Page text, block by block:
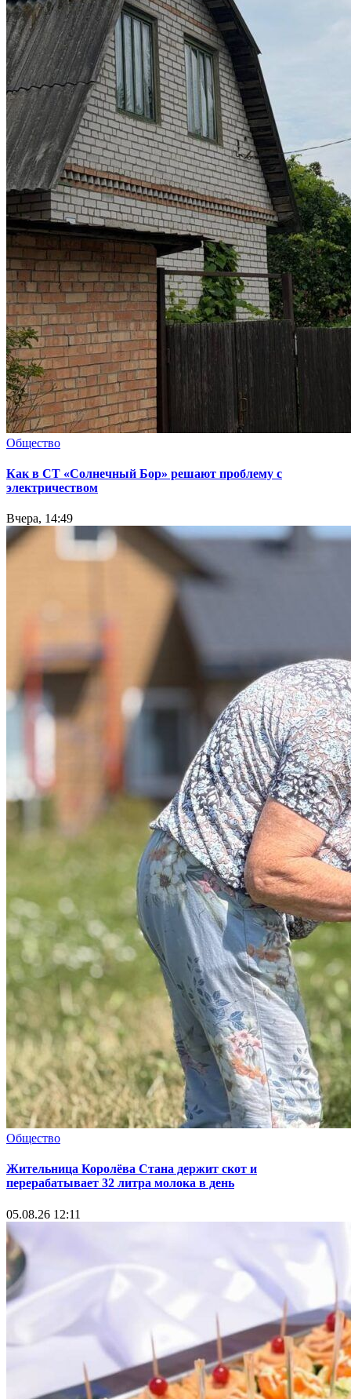
Общество
Как в СТ «Солнечный Бор» решают проблему с
электричеством
Вчера, 14:49
Общество
Жительница Королёва Стана держит скот и
перерабатывает 32 литра молока в день
05.08.26 12:11